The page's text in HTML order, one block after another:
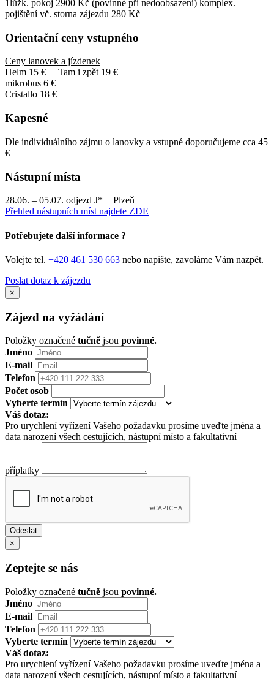
1lůžk. pokoj 2900 Kč (povinné při nedoobsazení) komplex.
pojištění vč. storna zájezdu 280 Kč
Orientační ceny vstupného
Ceny lanovek a jízdenek
Helm 15 € Tam i zpět 19 €
mikrobus 6 €
Cristallo 18 €
Kapesné
Dle individuálního zájmu o lanovky a vstupné doporučujeme cca 45
€
Nástupní místa
28.06. – 05.07. odjezd J* + Plzeň
Přehled nástupních míst najdete ZDE
Potřebujete další informace ?
Volejte tel. +420 461 530 663 nebo napište, zavoláme Vám nazpět.
Poslat dotaz k zájezdu
×
Zájezd na vyžádání
Položky označené tučně jsou povinné.
Jméno
E-mail
Telefon
Počet osob
Vyberte termín
Váš dotaz:
Pro urychlení vyřízení Vašeho požadavku prosíme uveďte jména a
data narození všech cestujících, nástupní místo a fakultativní
příplatky
×
Zeptejte se nás
Položky označené tučně jsou povinné.
Jméno
E-mail
Telefon
Vyberte termín
Váš dotaz:
Pro urychlení vyřízení Vašeho požadavku prosíme uveďte jména a
data narození všech cestujících, nástupní místo a fakultativní